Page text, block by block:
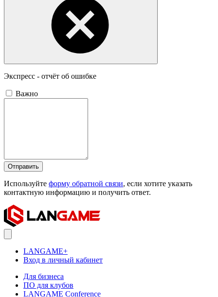
Экспресс - отчёт об ошибке
Важно
Отправить
Используйте форму обратной связи, если хотите указать
контактную информацию и получить ответ.
LANGAME+
Вход в личный кабинет
Для бизнеса
ПО для клубов
LANGAME Conference